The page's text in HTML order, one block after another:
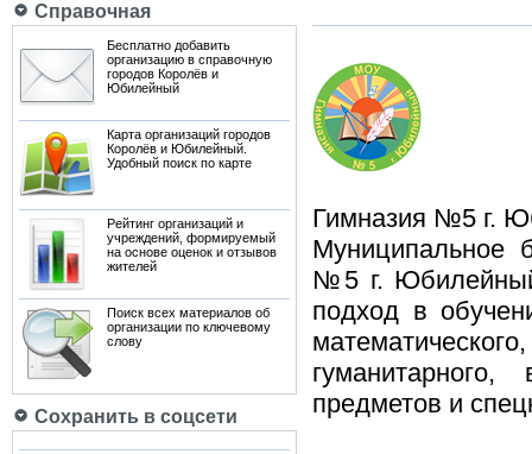
Справочная
Бесплатно добавить
организацию в справочную
городов Королёв и
Юбилейный
Карта организаций городов
Королёв и Юбилейный.
Удобный поиск по карте
Рейтинг организаций и
учреждений, формируемый
на основе оценок и отзывов
жителей
Поиск всех материалов об
организации по ключевому
слову
Сохранить в соцсети
Гимназия №5 г.
Муниципальное
№5 г.
подход в
предметов и